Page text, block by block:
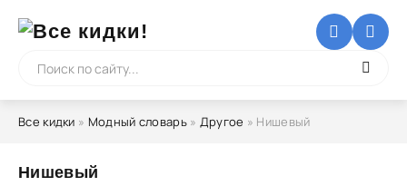
Все кидки » Модный словарь» Другое » Нишевый
Нишевый